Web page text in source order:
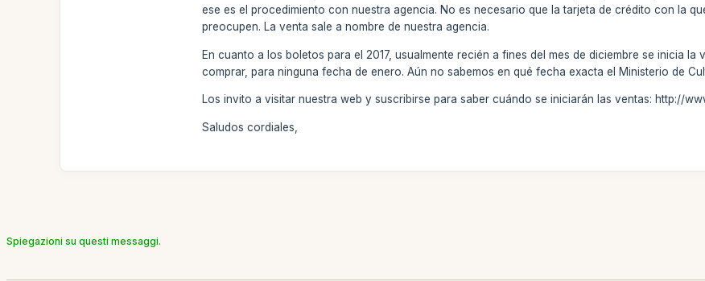
ese es el procedimiento con nuestra agencia. No es necesario que la tarjeta de crédito con la
preocupen. La venta sale a nombre de nuestra agencia.
En cuanto a los boletos para el 2017, usualmente recién a fines del mes de diciembre se inicia
comprar, para ninguna fecha de enero. Aún no sabemos en qué fecha exacta el Ministerio de
Los invito a visitar nuestra web y suscribirse para saber cuándo se iniciarán las ventas: http://
Saludos cordiales,
Spiegazioni su questi messaggi.